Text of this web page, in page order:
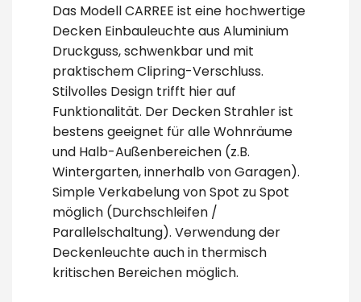
Das Modell CARREE ist eine hochwertige
Decken Einbauleuchte aus Aluminium
Druckguss, schwenkbar und mit
praktischem Clipring-Verschluss.
Stilvolles Design trifft hier auf
Funktionalität. Der Decken Strahler ist
bestens geeignet für alle Wohnräume
und Halb-Außenbereichen (z.B.
Wintergarten, innerhalb von Garagen).
Simple Verkabelung von Spot zu Spot
möglich (Durchschleifen /
Parallelschaltung). Verwendung der
Deckenleuchte auch in thermisch
kritischen Bereichen möglich.